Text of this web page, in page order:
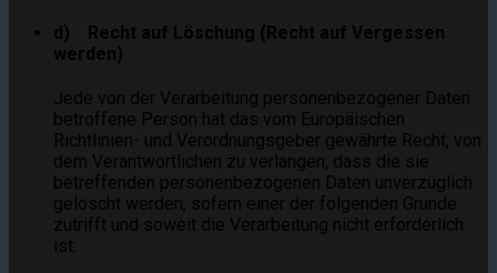
d) Recht auf Löschung (Recht auf Vergessen
werden)
Jede von der Verarbeitung personenbezogener Daten
betroffene Person hat das vom Europäischen
Richtlinien- und Verordnungsgeber gewährte Recht, von
dem Verantwortlichen zu verlangen, dass die sie
betreffenden personenbezogenen Daten unverzüglich
gelöscht werden, sofern einer der folgenden Gründe
zutrifft und soweit die Verarbeitung nicht erforderlich
ist: